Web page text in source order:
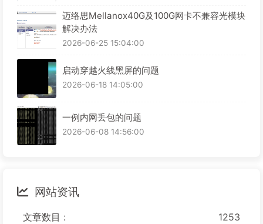
迈络思Mellanox40G及100G网卡不兼容光模块
解决办法
2026-06-25 15:04:00
启动穿越火线黑屏的问题
2026-06-18 14:05:00
一例内网丢包的问题
2026-06-08 14:56:00
网站资讯
文章数目 :
1253